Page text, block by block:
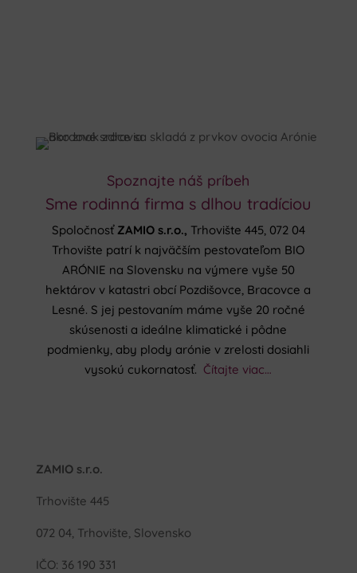
Spoznajte náš príbeh
Sme rodinná firma s dlhou tradíciou
Spoločnosť ZAMIO s.r.o., Trhovište 445, 072 04
Trhovište patrí k najväčším pestovateľom BIO
ARÓNIE na Slovensku na výmere vyše 50
hektárov v katastri obcí Pozdišovce, Bracovce a
Lesné. S jej pestovaním máme vyše 20 ročné
skúsenosti a ideálne klimatické i pôdne
podmienky, aby plody arónie v zrelosti dosiahli
vysokú cukornatosť. Čítajte viac…
ZAMIO s.r.o.
Trhovište 445
072 04, Trhovište, Slovensko
IČO: 36 190 331